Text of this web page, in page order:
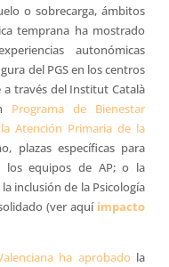
o sobrecarga, ámbitos
temprana ha mostrado
autonómicas
del PGS en los centros
a través del Institut Català
Programa de Bienestar
Atención Primaria de la
plazas específicas para
los equipos de AP; o la
inclusión de la Psicología
(ver aquí impacto
ha aprobado la